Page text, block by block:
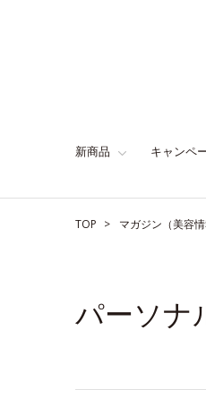
新商品 キャンペ
TOP マガジン（美容情
パーソナ